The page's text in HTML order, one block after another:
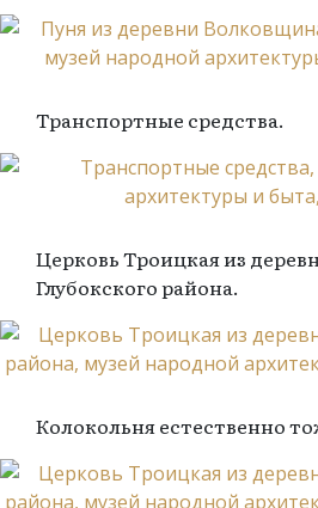
Транспортные средства.
Церковь Троицкая из
Глубокского района.
Колокольня естественно